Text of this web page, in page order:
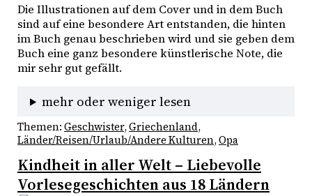
Die Illustrationen auf dem Cover und in dem Buch
sind auf eine besondere Art entstanden, die hinten
im Buch genau beschrieben wird und sie geben dem
Buch eine ganz besondere künstlerische Note, die
mir sehr gut gefällt.
mehr oder weniger lesen
Themen: Geschwister, Griechenland
Länder/Reisen/Urlaub/Andere Kulturen, Opa
Kindheit in aller Welt – Liebevolle
Vorlesegeschichten aus 18 Ländern